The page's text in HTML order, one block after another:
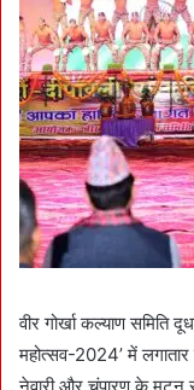
वीर गोर्खा कल्याण समिति
महोत्सव-2024’ में
नेवारी और चंपारण के मटन